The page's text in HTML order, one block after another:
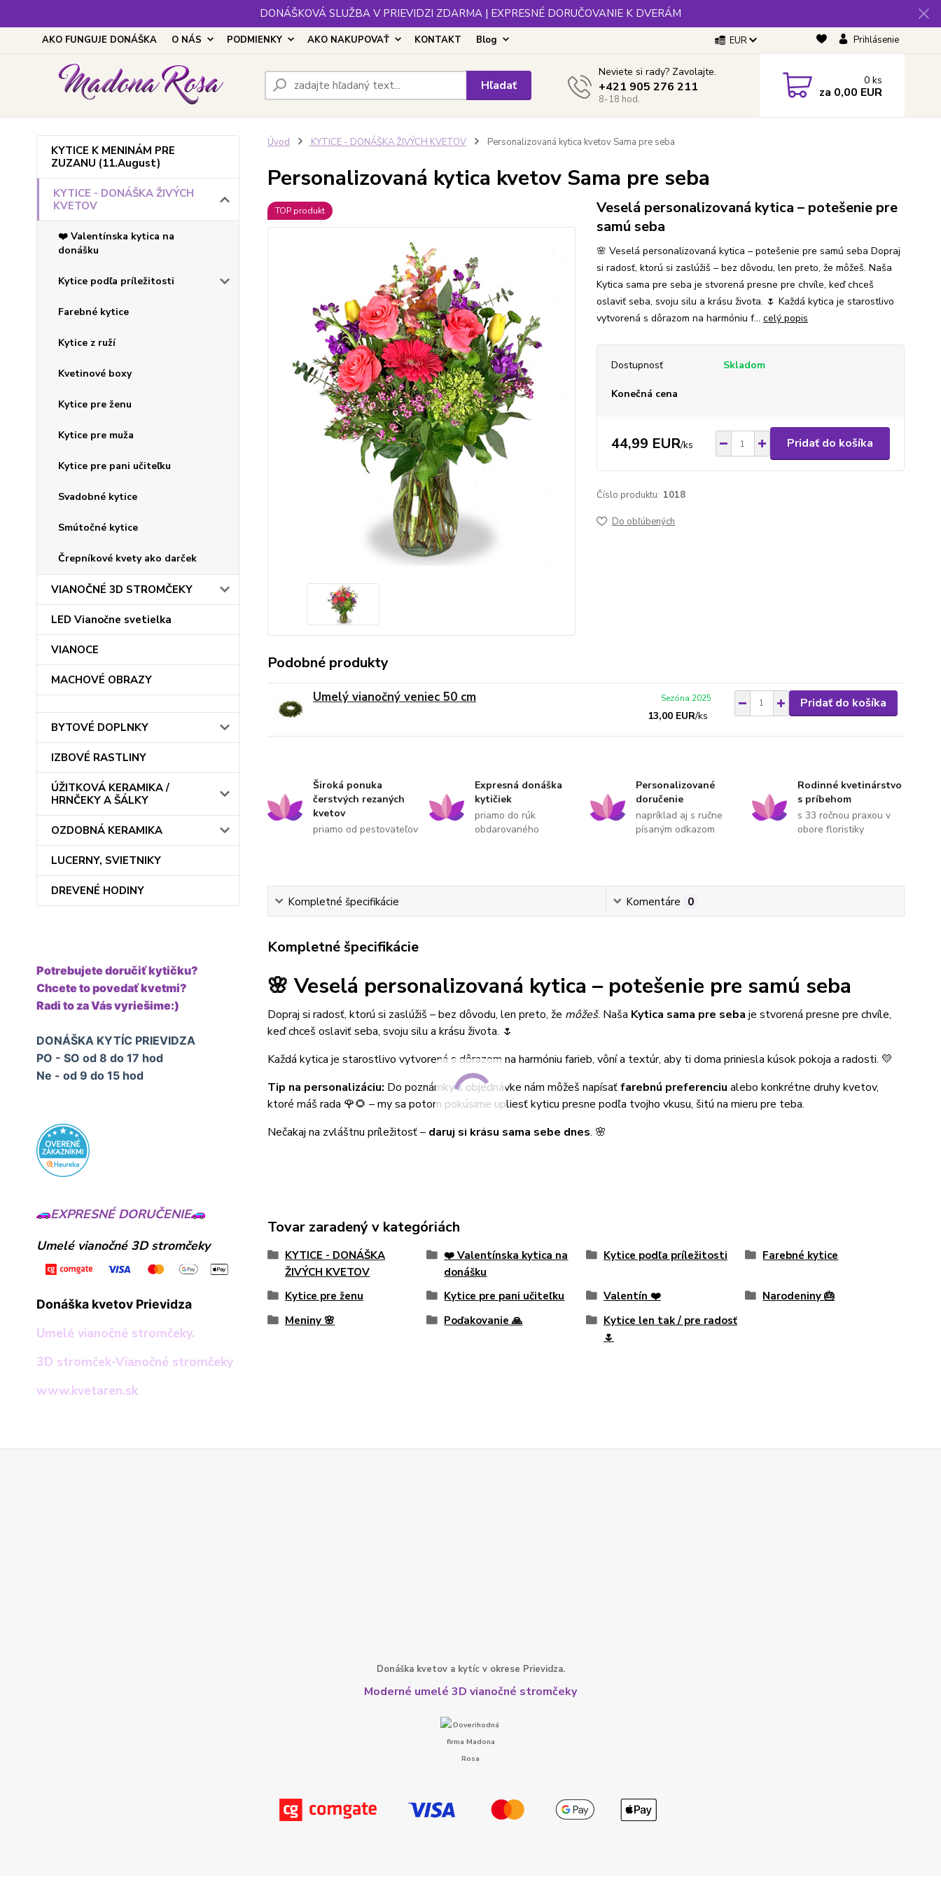
DONÁŠKOVÁ SLUŽBA V PRIEVIDZI ZDARMA | EXPRESNÉ DORUČOVANIE K DVERÁM
AKO FUNGUJE DONÁŠKA O NÁS PODMIENKY AKO NAKUPOVAŤ KONTAKT Blog EUR Prihlásenie
Hľadať
Neviete si rady? Zavolajte.
+421 905 276 211
8-18 hod.
0 ks
za 0,00 EUR
KYTICE K MENINÁM PRE
ZUZANU (11.August)
KYTICE - DONÁŠKA ŽIVÝCH
KVETOV
❤️ Valentínska kytica na
donášku
Kytice podľa príležitosti
Farebné kytice
Kytice z ruží
Kvetinové boxy
Kytice pre ženu
Kytice pre muža
Kytice pre pani učiteľku
Svadobné kytice
Smútočné kytice
Črepníkové kvety ako darček
VIANOČNÉ 3D STROMČEKY
LED Vianočne svetielka
VIANOCE
MACHOVÉ OBRAZY
BYTOVÉ DOPLNKY
IZBOVÉ RASTLINY
ÚŽITKOVÁ KERAMIKA /
HRNČEKY A ŠÁLKY
OZDOBNÁ KERAMIKA
LUCERNY, SVIETNIKY
DREVENÉ HODINY
Potrebujete doručiť kytičku?
Chcete to povedať kvetmi?
Radi to za Vás vyriešime:)
DONÁŠKA KYTÍC PRIEVIDZA
PO - SO od 8 do 17 hod
Ne - od 9 do 15 hod
EXPRESNÉ DORUČENIE
Umelé vianočné 3D stromčeky
Donáška kvetov Prievidza
Umelé vianočné stromčeky.
3D stromček-Vianočné stromčeky
www.kvetaren.sk
Úvod KYTICE - DONÁŠKA ŽIVÝCH KVETOV Personalizovaná kytica kvetov Sama pre seba
Personalizovaná kytica kvetov Sama pre seba
TOP produkt
Veselá personalizovaná kytica – potešenie pre
samú seba
🌸 Veselá personalizovaná kytica – potešenie pre samú seba Dopraj
si radosť, ktorú si zaslúžiš – bez dôvodu, len preto, že môžeš. Naša
Kytica sama pre seba je stvorená presne pre chvíle, keď chceš
oslaviť seba, svoju silu a krásu života. 🌷 Každá kytica je starostlivo
vytvorená s dôrazom na harmóniu f... celý popis
Dostupnosť Skladom
Konečná cena
44,99 EUR/ks Pridať do košíka
Číslo produktu: 1018
Do obľúbených
Podobné produkty
Umelý vianočný veniec 50 cm
13,00 EUR/ks
Sezóna 2025 Pridať do košíka
Široká ponuka
čerstvých rezaných
kvetov
priamo od pestovateľov
Expresná donáška
kytičiek
priamo do rúk
obdarovaného
Personalizované
doručenie
napríklad aj s ručne
písaným odkazom
Rodinné kvetinárstvo
s príbehom
s 33 ročnou praxou v
obore floristiky
Kompletné špecifikácie Komentáre 0
Kompletné špecifikácie
🌸 Veselá personalizovaná kytica – potešenie pre samú seba
Dopraj si radosť, ktorú si zaslúžiš – bez dôvodu, len preto, že môžeš. Naša Kytica sama pre seba je stvorená presne pre chvíle,
keď chceš oslaviť seba, svoju silu a krásu života. 🌷
Každá kytica je starostlivo vytvorená s dôrazom na harmóniu farieb, vôní a textúr, aby ti doma priniesla kúsok pokoja a radosti. 💛
Tip na personalizáciu: Do poznámky k objednávke nám môžeš napísaťfarebnú preferenciu alebo konkrétne druhy kvetov,
ktoré máš rada 🌹🌻 – my sa potom pokúsime upliesť kyticu presne podľa tvojho vkusu, šitú na mieru pre teba.
Nečakaj na zvláštnu príležitosť – daruj si krásu sama sebe dnes. 🌸
Tovar zaradený v kategóriách
KYTICE - DONÁŠKA
ŽIVÝCH KVETOV
❤️ Valentínska kytica na
donášku
Kytice podľa príležitosti Farebné kytice
Kytice pre ženu Kytice pre pani učiteľku Valentín ❤️
Narodeniny 🎂
Meniny 🌸
Poďakovanie 🙏
Kytice len tak / pre radosť
🌷
Donáška kvetov a kytíc v okrese Prievidza.
Moderné umelé 3D vianočné stromčeky